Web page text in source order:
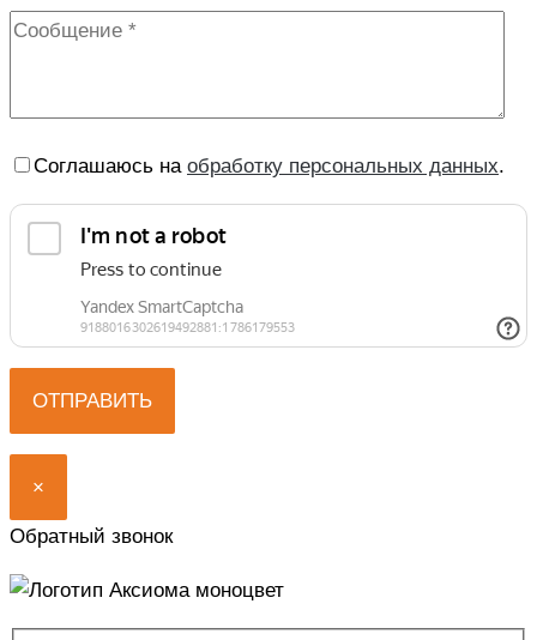
Соглашаюсь на обработку персональных данных.
×
Обратный звонок